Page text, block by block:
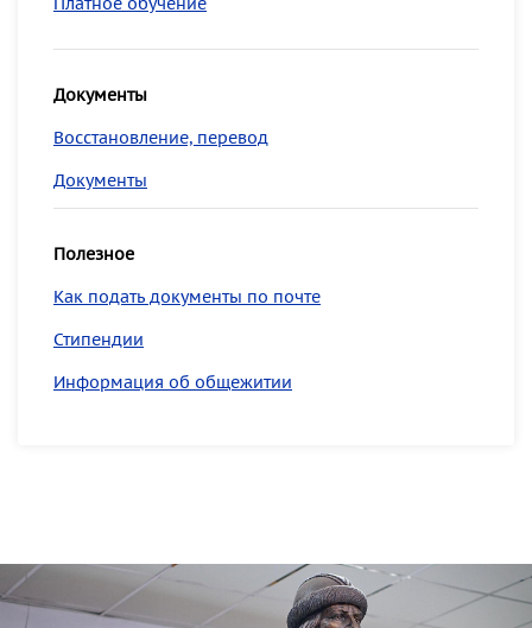
Документы
Восстановление, перевод
Документы
Полезное
Как подать документы по почте
Стипендии
Информация об общежитии